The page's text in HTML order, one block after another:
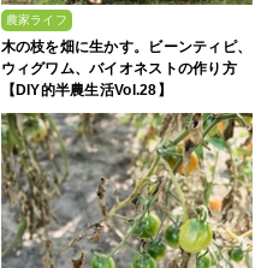
農家ライフ
木の枝を畑に生かす。ビーンティピ、
ウィグワム、バイオネストの作り方
【DIY的半農生活Vol.28】